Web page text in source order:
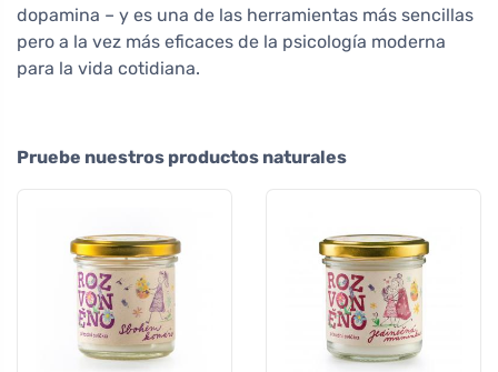
dopamina – y es una de las herramientas más sencillas
pero a la vez más eficaces de la psicología moderna
para la vida cotidiana.
Pruebe nuestros productos naturales